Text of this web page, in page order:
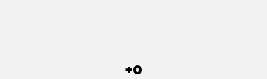
+0